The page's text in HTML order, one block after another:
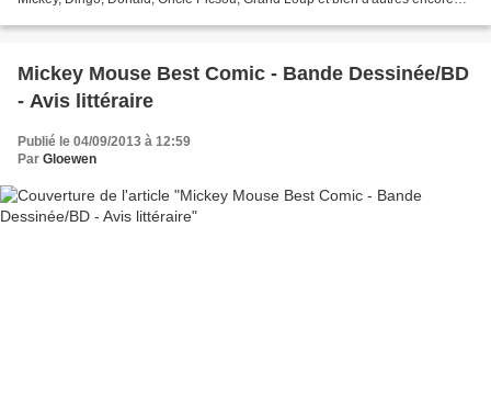
Mickey Mouse Best Comic - Bande Dessinée/BD
- Avis littéraire
Publié le 04/09/2013 à 12:59
Par Gloewen